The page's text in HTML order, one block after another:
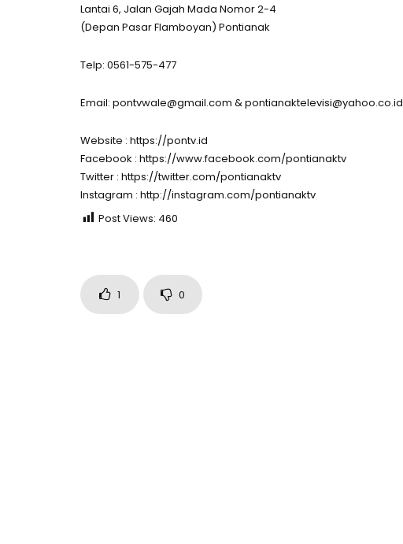
Lantai 6, Jalan Gajah Mada Nomor 2-4
(Depan Pasar Flamboyan) Pontianak
Telp: 0561-575-477
Email: pontvwale@gmail.com &pontianaktelevisi@yahoo.co.id
Website : https://pontv.id
Facebook : https://www.facebook.com/pontianaktv
Twitter : https://twitter.com/pontianaktv
Instagram : http://instagram.com/pontianaktv
Post Views: 460
1 0